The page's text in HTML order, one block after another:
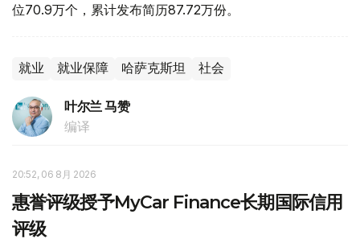
位70.9万个，累计发布简历87.72万份。
就业 就业保障 哈萨克斯坦 社会
叶尔兰 马赞
编译
20:52, 06 8月 2026
惠誉评级授予MyCar Finance长期国际信用
评级